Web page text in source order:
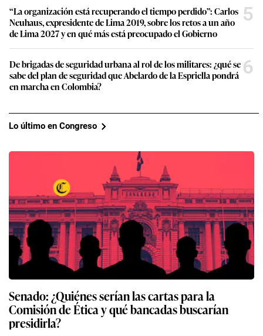
“La organización está recuperando el tiempo perdido”: Carlos
Neuhaus, expresidente de Lima 2019, sobre los retos a un año
de Lima 2027 y en qué más está preocupado el Gobierno
5
De brigadas de seguridad urbana al rol de los militares: ¿qué se
sabe del plan de seguridad que Abelardo de la Espriella pondrá
en marcha en Colombia?
6
Lo último en Congreso
Senado: ¿Quiénes serían las cartas para la
Comisión de Ética y qué bancadas buscarían
presidirla?